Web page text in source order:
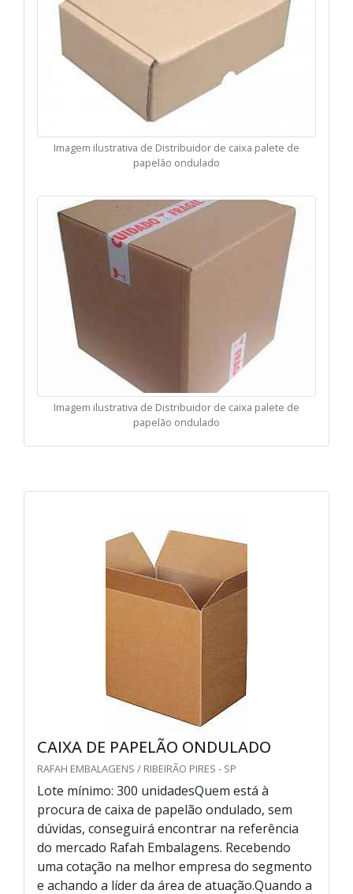
Imagem ilustrativa de Distribuidor de caixa palete de
papelão ondulado
Imagem ilustrativa de Distribuidor de caixa palete de
papelão ondulado
CAIXA DE PAPELÃO ONDULADO
RAFAH EMBALAGENS / RIBEIRÃO PIRES - SP
Lote mínimo: 300 unidadesQuem está à
procura de caixa de papelão ondulado, sem
dúvidas, conseguirá encontrar na referência
do mercado Rafah Embalagens. Recebendo
uma cotação na melhor empresa do segmento
e achando a líder da área de atuação.Quando a